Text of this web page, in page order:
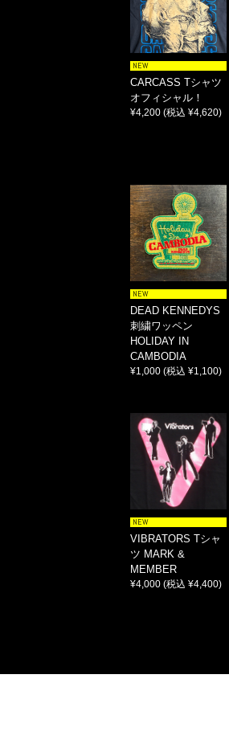
NEW
CARCASS Tシャツ
オフィシャル！
¥4,200 (税込 ¥4,620)
NEW
DEAD KENNEDYS
刺繍ワッペン
HOLIDAY IN
CAMBODIA
¥1,000 (税込 ¥1,100)
NEW
VIBRATORS Tシャ
ツ MARK &
MEMBER
¥4,000 (税込 ¥4,400)